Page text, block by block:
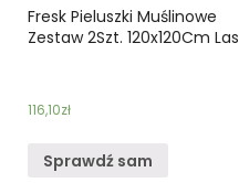
Fresk Pieluszki Muślinowe
Zestaw 2Szt. 120x120Cm Las
116,10zł
Sprawdź sam